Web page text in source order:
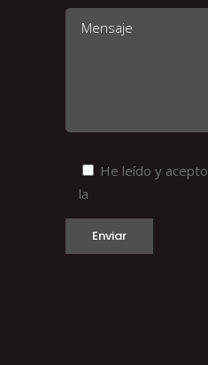
He leído y acepto
la